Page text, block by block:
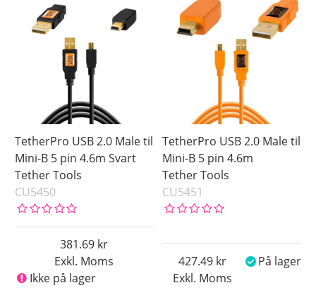
TetherPro USB 2.0 Male til
Mini-B 5 pin 4.6m Svart
Tether Tools
CU5450
Exkl. Moms
381.69
Ikke på lager
TetherPro USB 2.0 Male til
Mini-B 5 pin 4.6m
Tether Tools
CU5451
Exkl. Moms
427.49 På lager